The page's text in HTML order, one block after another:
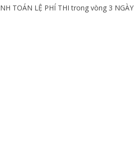
TOÁN LỆ PHÍ THI trong vòng 3 NGÀY